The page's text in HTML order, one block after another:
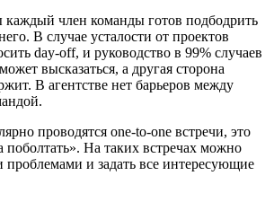
член команды готов подбодрить
В случае усталости от проектов
day-off, и руководство в 99% случаев
высказаться, а другая сторона
В агентстве нет барьеров между
проводятся one-to-one встречи, это
поболтать». На таких встречах можно
и задать все интересующие